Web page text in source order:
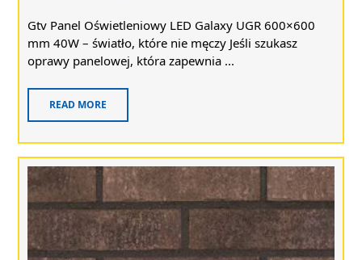
Gtv Panel Oświetleniowy LED Galaxy UGR 600×600
mm 40W – światło, które nie męczy Jeśli szukasz
oprawy panelowej, która zapewnia ...
READ MORE